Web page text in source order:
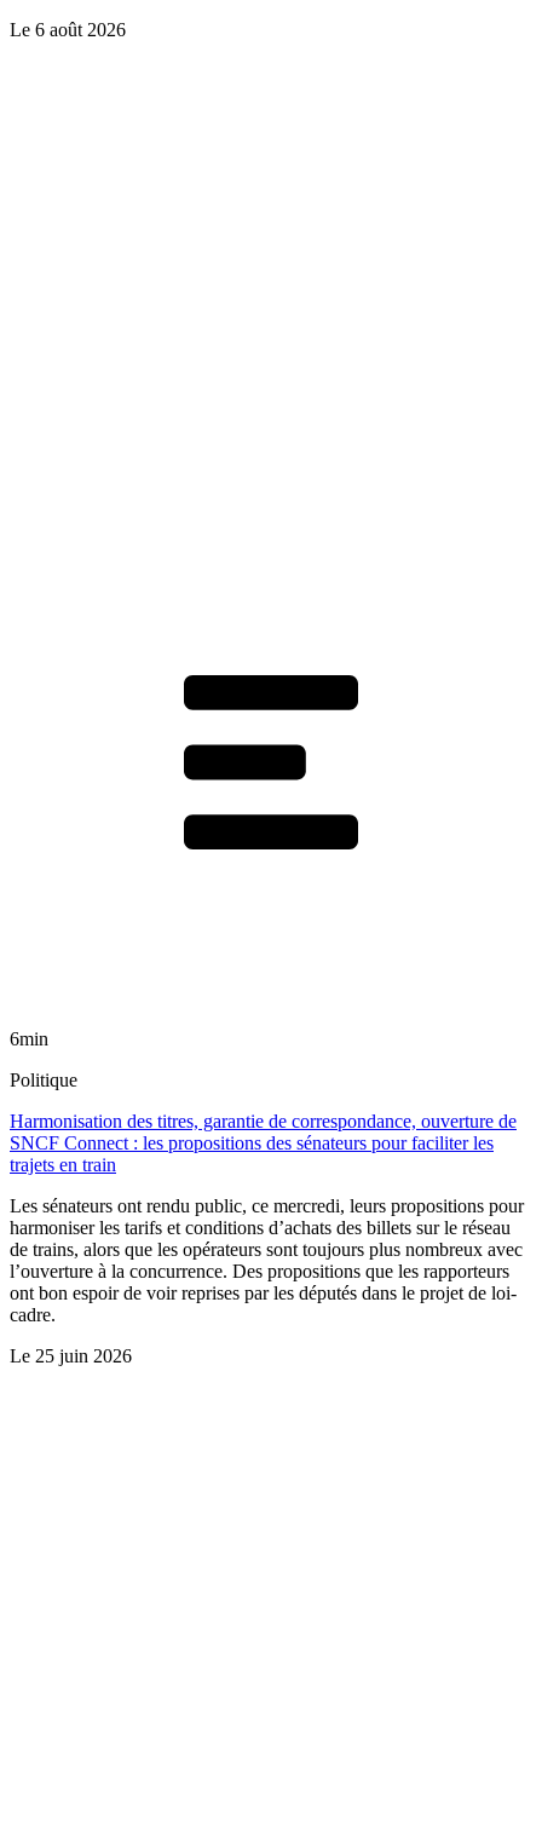
Le 6 août 2026
6min
Politique
Harmonisation des titres, garantie de correspondance, ouverture de
SNCF Connect : les propositions des sénateurs pour faciliter les
trajets en train
Les sénateurs ont rendu public, ce mercredi, leurs propositions pour
harmoniser les tarifs et conditions d’achats des billets sur le réseau
de trains, alors que les opérateurs sont toujours plus nombreux avec
l’ouverture à la concurrence. Des propositions que les rapporteurs
ont bon espoir de voir reprises par les députés dans le projet de loi-
cadre.
Le 25 juin 2026